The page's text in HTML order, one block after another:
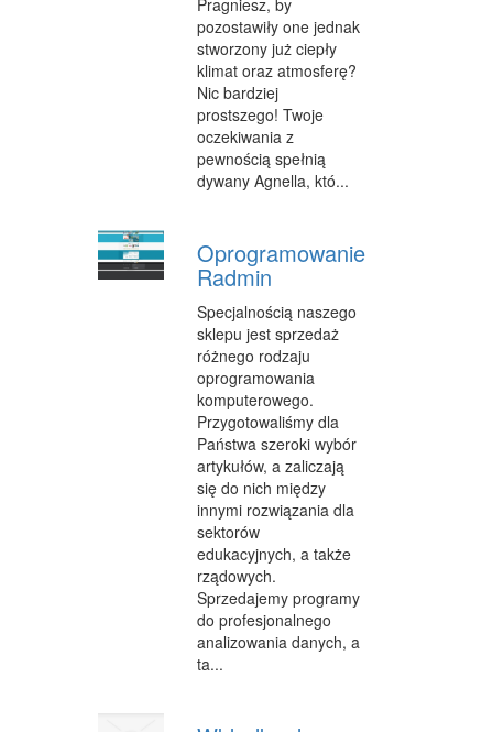
CZĘŚCI SAMOCHODOWE
WYNAJEM
USŁUGI MOTORYZACYJNE
SALONY, KOMISY
E-MARKETING
AGENCJE REKLAMOWE
MATERIAŁY REKLAMOWE
INNE AGENCJE
WIGOR
IMPREZY INTEGRACYJNE
HOBBY
ZAJĘCIA SPORTOWE I REKREACYJNE
FABRYKACJA
INFORMATYCZNE
RESTAURACJE, CATERING
FOTOGRAFIA
pozostawiły one jednak
stworzony już ciepły
klimat oraz atmosferę?
Nic bardziej
prostszego! Twoje
oczekiwania z
pewnością spełnią
dywany Agnella, któ...
Oprogramowanie
Radmin
Specjalnością naszego
sklepu jest sprzedaż
różnego rodzaju
oprogramowania
komputerowego.
Przygotowaliśmy dla
Państwa szeroki wybór
artykułów, a zaliczają
się do nich między
innymi rozwiązania dla
sektorów
edukacyjnych, a także
rządowych.
Sprzedajemy programy
do profesjonalnego
analizowania danych, a
ta...